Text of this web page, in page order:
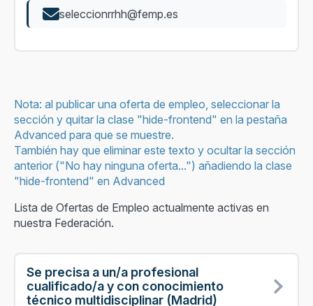
seleccionrrhh@femp.es
Nota: al publicar una oferta de empleo, seleccionar la
sección y quitar la clase "hide-frontend" en la pestaña
Advanced para que se muestre.
También hay que eliminar este texto y ocultar la sección
anterior ("No hay ninguna oferta...") añadiendo la clase
"hide-frontend" en Advanced
Lista de Ofertas de Empleo actualmente activas en
nuestra Federación.
Se precisa a un/a profesional
cualificado/a y con conocimiento
técnico multidisciplinar (Madrid)